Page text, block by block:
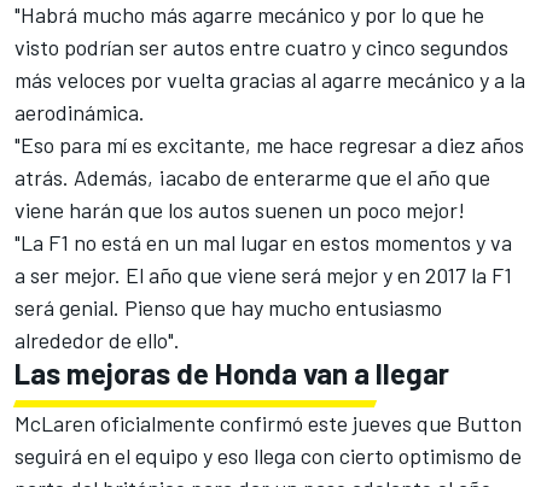
"Habrá mucho más agarre mecánico y por lo que he
visto podrían ser autos entre cuatro y cinco segundos
más veloces por vuelta gracias al agarre mecánico y a la
aerodinámica.
"Eso para mí es excitante, me hace regresar a diez años
atrás. Además, ¡acabo de enterarme que el año que
viene harán que los autos suenen un poco mejor!
"La F1 no está en un mal lugar en estos momentos y va
a ser mejor. El año que viene será mejor y en 2017 la F1
será genial. Pienso que hay mucho entusiasmo
alrededor de ello".
Las mejoras de Honda van a llegar
McLaren oficialmente confirmó este jueves que Button
seguirá en el equipo y eso llega con cierto optimismo de